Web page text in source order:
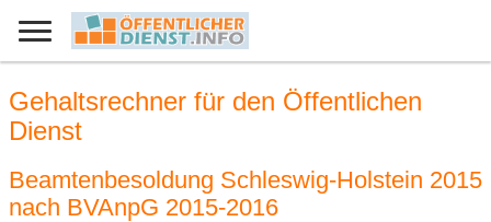
Gehaltsrechner für den Öffentlichen
Dienst
Beamtenbesoldung Schleswig-Holstein 2015
nach BVAnpG 2015-2016